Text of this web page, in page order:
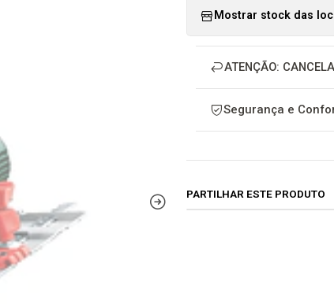
Mostrar stock das
ATENÇÃO:
Segurança e
PARTILHAR ESTE PRODUTO